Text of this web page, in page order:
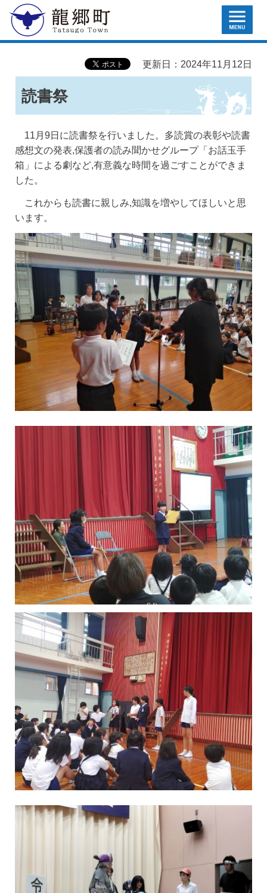
龍郷町 MENU
更新日：2024年11月12日
読書祭
11月9日に読書祭を行いました。多読賞の表彰や読書
感想文の発表,保護者の読み聞かせグループ「お話玉手
箱」による劇など,有意義な時間を過ごすことができま
した。
これからも読書に親しみ,知識を増やしてほしいと思
います。